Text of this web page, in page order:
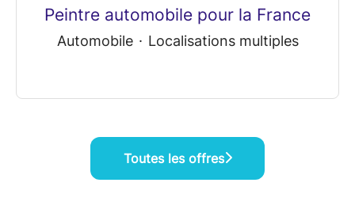
Peintre automobile pour la France
Automobile · Localisations multiples
Toutes les offres